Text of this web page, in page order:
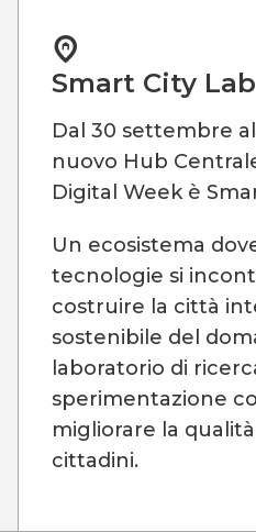
Smart City Lab
Dal 30 settembre
nuovo Hub
Digital Week è
Un ecosistema
tecnologie si
costruire la città
sostenibile del
laboratorio di
sperimentazione
migliorare la
cittadini.